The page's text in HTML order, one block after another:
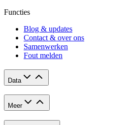
Functies
Blog & updates
Contact & over ons
Samenwerken
Fout melden
Data
Meer